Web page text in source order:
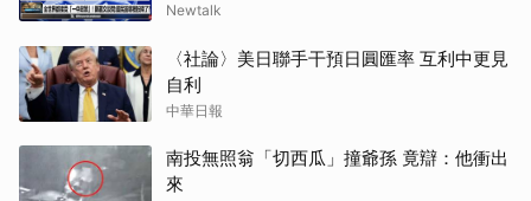
Newtalk
〈社論〉美日聯手干預日圓匯率 互利中更見
自利
中華日報
南投無照翁「切西瓜」撞爺孫 竟辯：他衝出
來